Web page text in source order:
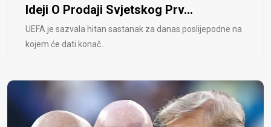
Ideji O Prodaji Svjetskog Prv...
UEFA je sazvala hitan sastanak za danas poslijepodne na
kojem će dati konač..